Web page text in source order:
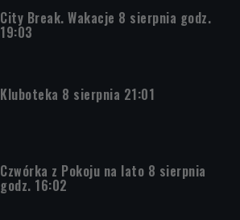
City Break. Wakacje 8 sierpnia godz.
19:03
Kluboteka 8 sierpnia 21:01
Czwórka z Pokoju na lato 8 sierpnia
godz. 16:02